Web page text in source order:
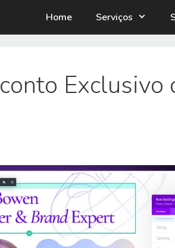
Home Serviços
Exclusivo